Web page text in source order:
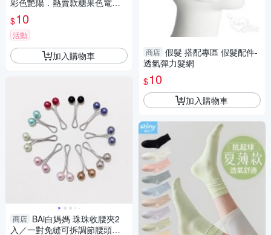
彩色艷陽．熱賣款糖果色電話
線造型髮圈。
$10
活動
加入購物車
商店 BAi白媽媽 珠珠收腰夾2
入／一對免縫可拆調節腰頭－
商店 假髮 搭配專區 假髮配件-
透氣彈力髮網
$10
加入購物車